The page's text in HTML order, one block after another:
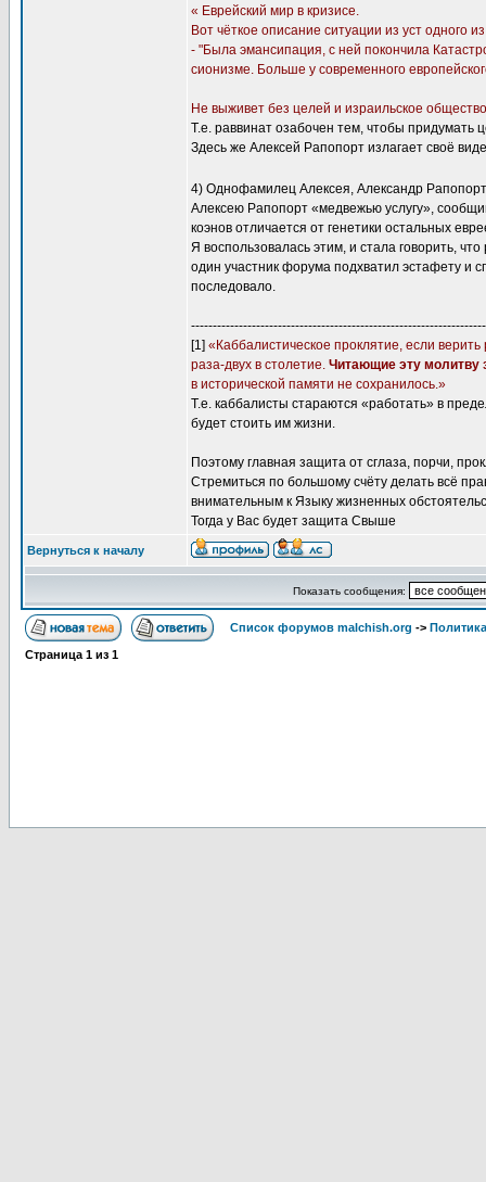
« Еврейский мир в кризисе.
Вот чёткое описание ситуации из уст одного
- "Была эмансипация, с ней покончила
сионизме. Больше у современного
Не выживет без целей и израильское
Т.е. раввинат озабочен тем, чтобы придумать
Здесь же Алексей Рапопорт излагает своё
4) Однофамилец Алексея, Александр
Алексею Рапопорт «медвежью услугу»,
коэнов отличается от генетики остальных
Я воспользовалась этим, и стала говорить,
один участник форума подхватил эстафету и
последовало.
[1] «Каббалистическое проклятие, если
раза-двух в столетие. Читающие эту молитву
в исторической памяти не сохранилось.»
Т.е. каббалисты стараются «работать» в
будет стоить им жизни.
Поэтому главная защита от сглаза, порчи,
Стремиться по большому счёту делать всё
внимательным к Языку жизненных
Тогда у Вас будет защита Свыше
Вернуться к началу
Показать сообщения:
Список форумов malchish.org ->
Страница 1 из 1